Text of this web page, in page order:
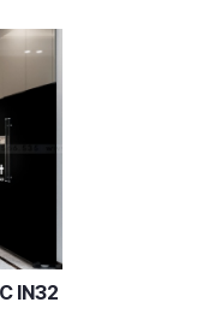
IN32